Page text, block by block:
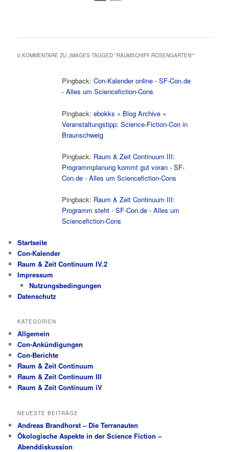
0 KOMMENTARE ZU „IMAGES TAGGED "RAUMSCHIFF-ROSENGARTEN"“
Pingback:Con-Kalender online - SF-Con.de
- Alles um Sciencefiction-Cons
Pingback:ebokks » Blog Archive »
Veranstaltungstipp: Science-Fiction-Con in
Braunschweig
Pingback: Raum & Zeit Continuum III:
Programmplanung kommt gut voran - SF-
Con.de - Alles um Sciencefiction-Cons
Pingback: Raum & Zeit Continuum III:
Programm steht - SF-Con.de - Alles um
Sciencefiction-Cons
Startseite
Con-Kalender
Raum & Zeit Continuum IV.2
Impressum
Nutzungsbedingungen
Datenschutz
KATEGORIEN
Allgemein
Con-Ankündigungen
Con-Berichte
Raum & Zeit Continuum
Raum & Zeit Continuum III
Raum & Zeit Continuum iV
NEUESTE BEITRÄGE
Andreas Brandhorst – Die Terranauten
Ökologische Aspekte in der Science Fiction –
Abenddiskussion